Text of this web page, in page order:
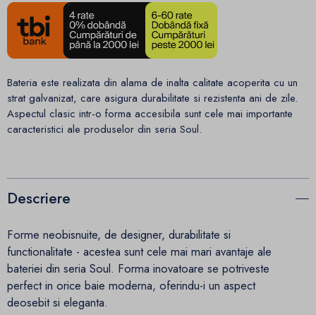
Bateria este realizata din alama de inalta calitate acoperita cu un
strat galvanizat, care asigura durabilitate si rezistenta ani de zile.
Aspectul clasic intr-o forma accesibila sunt cele mai importante
caracteristici ale produselor din seria Soul.
Descriere
Forme neobisnuite, de designer, durabilitate si
functionalitate - acestea sunt cele mai mari avantaje ale
bateriei din seria Soul. Forma inovatoare se potriveste
perfect in orice baie moderna, oferindu-i un aspect
deosebit si eleganta.